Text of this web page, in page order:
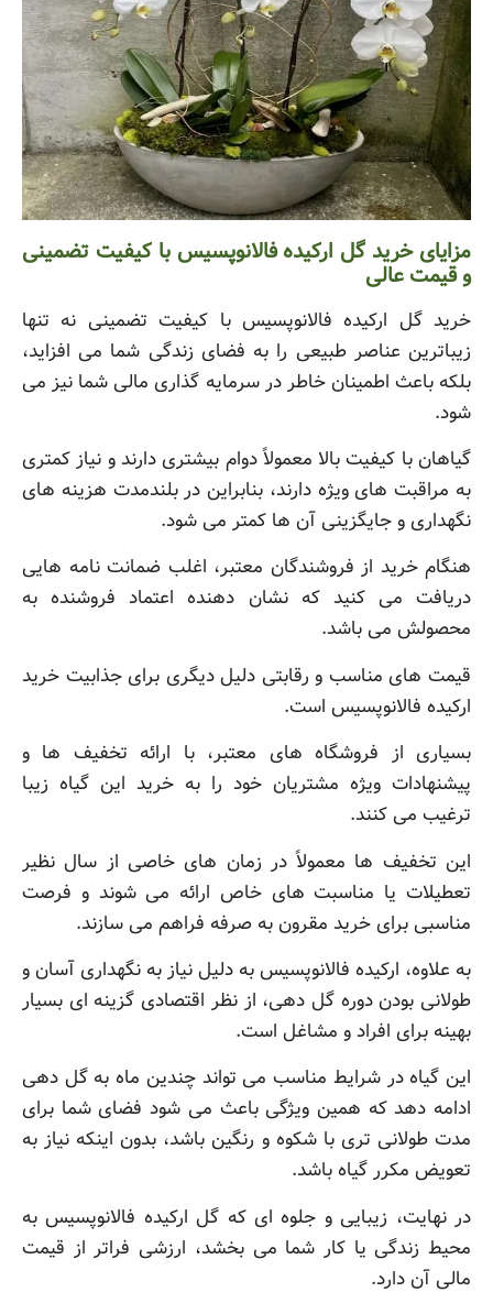
مزایای خرید گل ارکیده فالانوپسیس با کیفیت تضمینی
و قیمت عالی
خرید گل ارکیده فالانوپسیس با کیفیت تضمینی نه تنها
زیباترین عناصر طبیعی را به فضای زندگی شما می افزاید،
بلکه باعث اطمینان خاطر در سرمایه گذاری مالی شما نیز می
شود.
گیاهان با کیفیت بالا معمولاً دوام بیشتری دارند و نیاز کمتری
به مراقبت های ویژه دارند، بنابراین در بلندمدت هزینه های
نگهداری و جایگزینی آن ها کمتر می شود.
هنگام خرید از فروشندگان معتبر، اغلب ضمانت نامه هایی
دریافت می کنید که نشان دهنده اعتماد فروشنده به
محصولش می باشد.
قیمت های مناسب و رقابتی دلیل دیگری برای جذابیت خرید
ارکیده فالانوپسیس است.
بسیاری از فروشگاه های معتبر، با ارائه تخفیف ها و
پیشنهادات ویژه مشتریان خود را به خرید این گیاه زیبا
ترغیب می کنند.
این تخفیف ها معمولاً در زمان های خاصی از سال نظیر
تعطیلات یا مناسبت های خاص ارائه می شوند و فرصت
مناسبی برای خرید مقرون به صرفه فراهم می سازند.
به علاوه، ارکیده فالانوپسیس به دلیل نیاز به نگهداری آسان و
طولانی بودن دوره گل دهی، از نظر اقتصادی گزینه ای بسیار
بهینه برای افراد و مشاغل است.
این گیاه در شرایط مناسب می تواند چندین ماه به گل دهی
ادامه دهد که همین ویژگی باعث می شود فضای شما برای
مدت طولانی تری با شکوه و رنگین باشد، بدون اینکه نیاز به
تعویض مکرر گیاه باشد.
در نهایت، زیبایی و جلوه ای که گل ارکیده فالانوپسیس به
محیط زندگی یا کار شما می بخشد، ارزشی فراتر از قیمت
مالی آن دارد.